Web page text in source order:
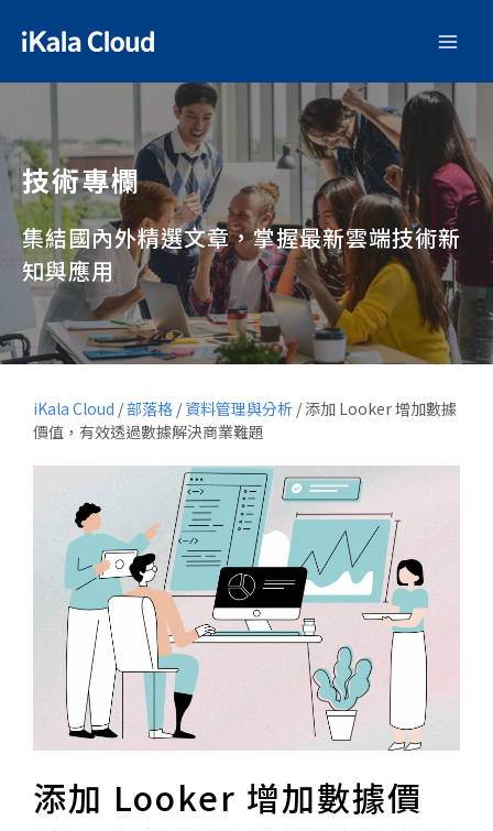
技術專欄
集結國內外精選文章，掌握最新雲端技術新
知與應用
iKala Cloud /部落格 / 資料管理與分析 /添加 Looker 增加數據
價值，有效透過數據解決商業難題
添加 Looker 增加數據價